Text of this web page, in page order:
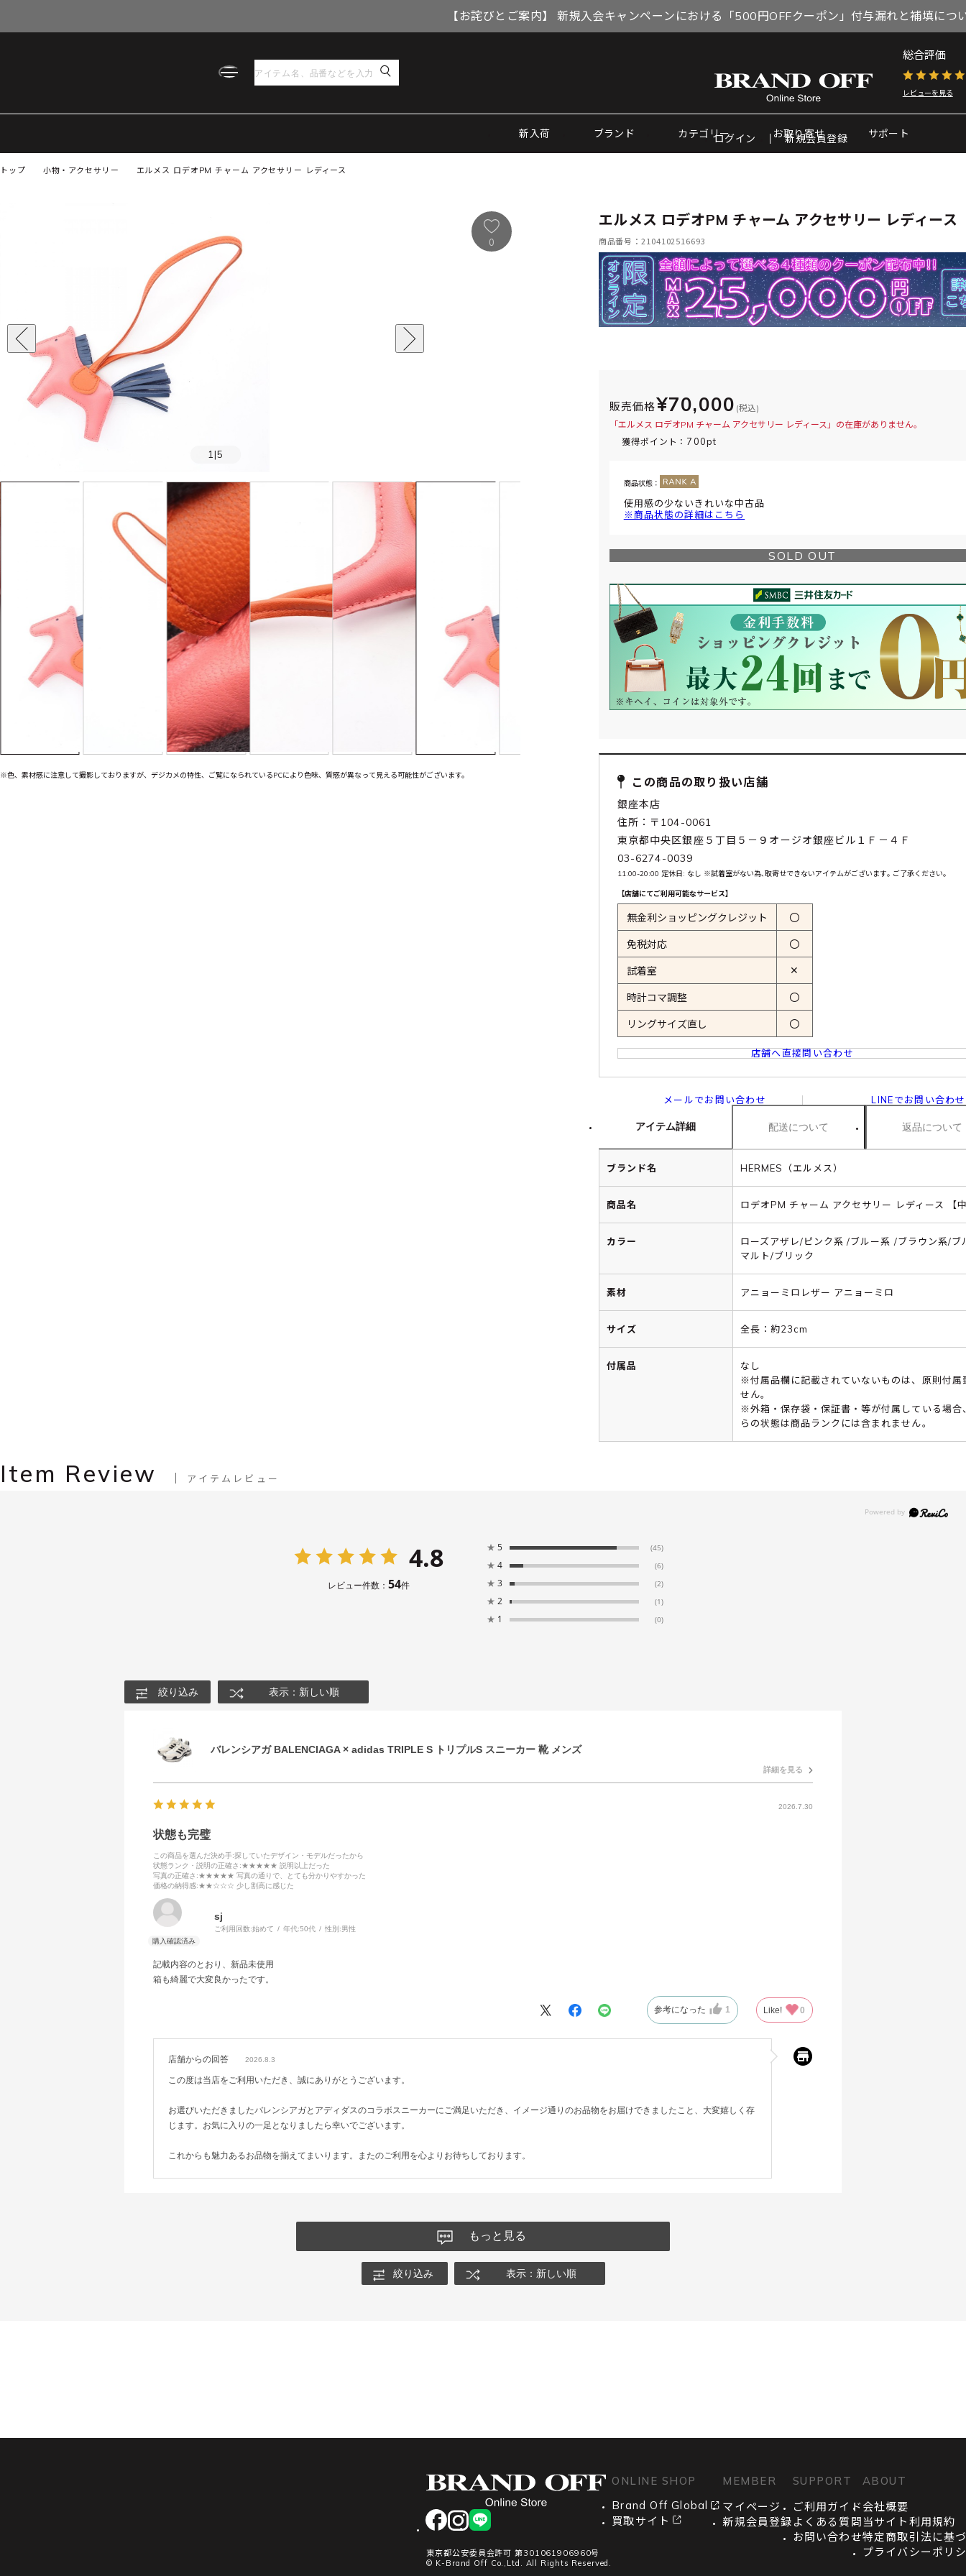
【お詫びとご案内】 新規入会キャンペーンにおける「500円OFFクーポン」付与漏れと補填につ
総合評価
レビューを見る
新入荷 ブランド カテゴリー お取り寄せ サポート
ログイン 新規会員登録
トップ エルメス ロデオPM チャーム アクセサリー レディース
小物・アクセサリー
SOLD OUT
1 |5
0
※色、素材感に注意して撮影しておりますが、デジカメの特性、ご覧になられているPCにより色味、質感が異なって見える可能性がございます。
エルメス ロデオPM チャーム アクセサリー レディース
商品番号：2104102516693
販売価格¥70,000 (税込)
「エルメス ロデオPM チャーム アクセサリー レディース」の在庫がありません。
獲得ポイント： 700pt
商品状態：
使用感の少ないきれいな中古品
※商品状態の詳細はこちら
SOLD OUT
この商品の取り扱い店舗
銀座本店
住所：〒104-0061
東京都中央区銀座５丁目５－９オージオ銀座ビル１Ｆ－４Ｆ
03-6274-0039
11:00-20:00 定休日: なし ※試着室がない為､取寄せできないアイテムがございます｡ ご了承ください｡
【店舗にてご利用可能なサービス】
無金利ショッピングクレジット 〇
免税対応 〇
試着室 ✕
時計コマ調整 〇
リングサイズ直し 〇
店舗へ直接問い合わせ
メールでお問い合わせ LINEでお問い合わせ
アイテム詳細 配送について 返品について
ブランド名 HERMES（エルメス）
商品名 ロデオPM チャーム アクセサリー レディース 【
カラー
ローズアザレ/ピンク系 /ブルー系 /ブラウン系/ブ
マルト/ブリック
素材 アニョーミロレザー アニョーミロ
サイズ 全長：約23cm
付属品
なし
※付属品欄に記載されていないものは、原則付属
せん。
※外箱・保存袋・保証書・等が付属している場合
らの状態は商品ランクには含まれません。
Item Review アイテムレビュー
4.8
レビュー件数： 54件
★ 5 (45)
★ 4 (6)
★ 3 (2)
★ 2 (1)
★ 1 (0)
絞り込み 表示：新しい順
バレンシアガ BALENCIAGA × adidas TRIPLE S トリプルS スニーカー 靴 メンズ
詳細を見る
2026.7.30
状態も完璧
この商品を選んだ決め手:探していたデザイン・モデルだったから
状態ランク・説明の正確さ :★★★★★ 説明以上だった
写真の正確さ :★★★★★ 写真の通りで、とても分かりやすかった
価格の納得感:★★☆☆☆ 少し割高に感じた
sj
ご利用回数:始めて 年代:50代 性別:男性
記載内容のとおり、新品未使用
箱も綺麗で大変良かったです。
参考になった 1 Like! 0
店舗からの回答 2026.8.3
この度は当店をご利用いただき、誠にありがとうございます。
お選びいただきましたバレンシアガとアディダスのコラボスニーカーにご満足いただき、イメージ通りのお品物をお届けできましたこと、大変嬉しく存
じます。お気に入りの一足となりましたら幸いでございます。
これからも魅力あるお品物を揃えてまいります。またのご利用を心よりお待ちしております。
もっと見る
絞り込み 表示：新しい順
facebookinstagram
LINE
東京都公安委員会許可 第301061906960号
© K-Brand Off Co.,Ltd. All Rights Reserved.
ONLINE SHOP
Brand Off Global
買取サイト
MEMBER
マイページ
新規会員登録
SUPPORT
ご利用ガイド
よくある質問
お問い合わせ
ABOUT
会社概要
当サイト利用規約
特定商取引法に基
プライバシーポリ